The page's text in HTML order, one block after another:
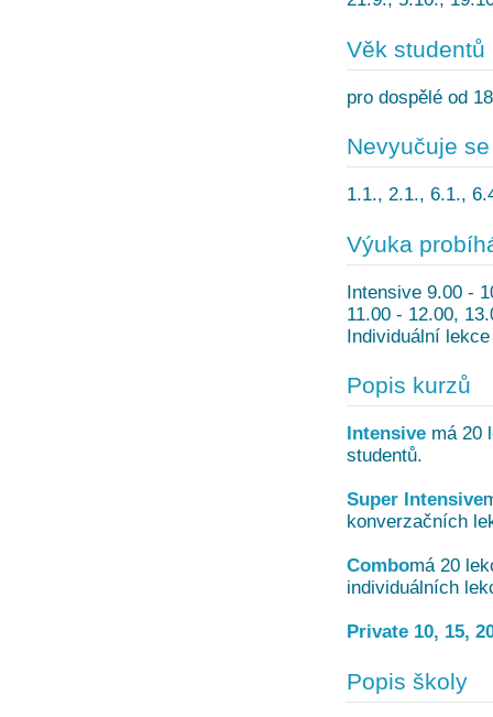
Věk studentů
pro dospělé od
Nevyučuje se
1.1., 2.1., 6.1.,
Výuka
Intensive 9.00 -
11.00 - 12.00,
Individuální
Popis kurzů
Intensivemá 20
studentů.
Super Intensive
konverzačních
Combomá 20
individuálních
Private 10, 15,
Popis školy